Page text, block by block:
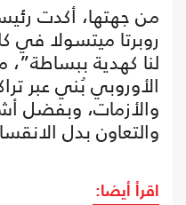
من جهتها، أكدت
روبرتا ميتسولا في
لنا كهدية
الأوروبي بُني عبر
والأزمات، وبفضل
والتعاون بدل
اقرأ أيضا: